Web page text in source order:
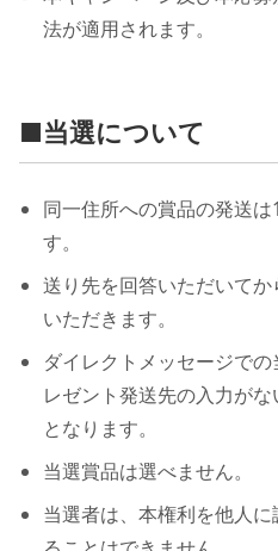
法が適用されます。
■当選について
同一住所への賞品の発送
す。
送り先を回答いただいて
いただきます。
ダイレクトメッセージで
レゼント発送先の入力が
となります。
当選賞品は選べません。
当選者は、本権利を他人